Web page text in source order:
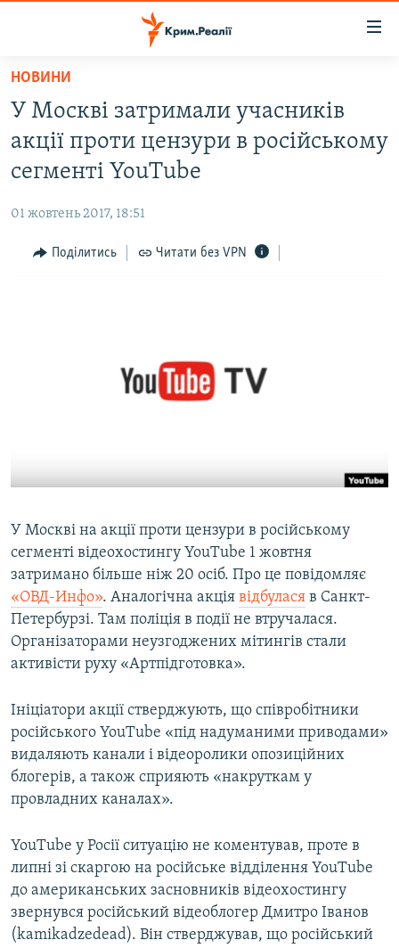
Перейти
основного
матеріалу
до
основної
Перейти
ВІДЕО ТА ФОТО
БЛОГИ
ПОГЛЯД
ЯК ОБІЙТИ БЛОКУВАННЯ
Усі сайти RFE/RL
НОВИНИ
У Москві затримали учасників
акції проти цензури в російському
сегменті YouTube
01 жовтень 2017, 18:51
Поділитись Читати без VPN
У Москві на акції проти цензури в російському
сегменті відеохостингу YouTube 1 жовтня
затримано більше ніж 20 осіб. Про це повідомляє
«ОВД-Инфо». Аналогічна акція відбулася в Санкт-
Петербурзі. Там поліція в події не втручалася.
Організаторами неузгоджених мітингів стали
активісти руху «Артпідготовка».
Ініціатори акції стверджують, що співробітники
російського YouTube «під надуманими приводами»
видаляють канали і відеоролики опозиційних
блогерів, а також сприяють «накруткам у
провладних каналах».
YouTube у Росії ситуацію не коментував, проте в
липні зі скаргою на російське відділення YouTube
до американських засновників відеохостингу
звернувся російський відеоблогер Дмитро Іванов
(kamikadzedead). Він стверджував, що російський